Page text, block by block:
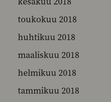
toukokuu 2018
huhtikuu 2018
maaliskuu 2018
helmikuu 2018
tammikuu 2018